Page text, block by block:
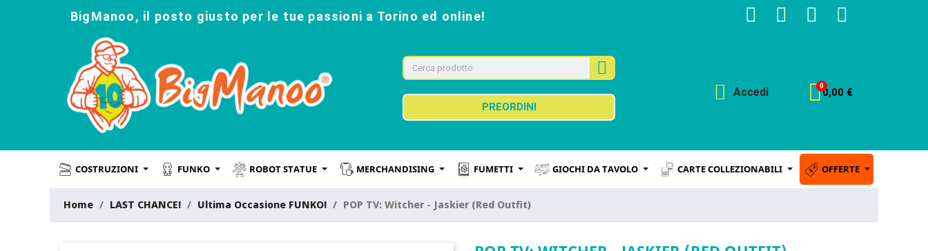
BigManoo, il posto giusto per le tue passioni a Torino ed online!
PREORDINI
Accedi 0,00 €
COSTRUZIONI FUNKO ROBOT STATUE MERCHANDISING FUMETTI GIOCHI DA TAVOLO CARTE COLLEZIONABILI OFFERTE
Home LAST CHANCE! Ultima Occasione FUNKO! POP TV: Witcher - Jaskier (Red Outfit)